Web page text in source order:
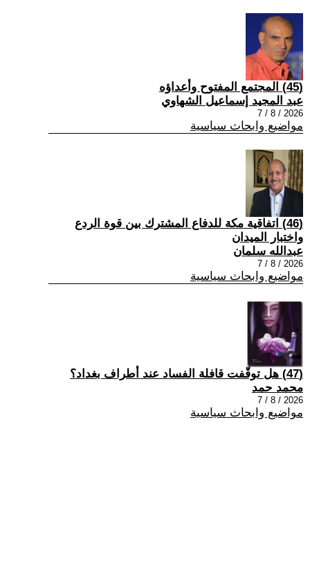
(45) المجتمع المفتوح وأعداؤه
عبد المجيد إسماعيل الشهاوي
2026 / 8 / 7
مواضيع وابحاث سياسية
(46) اتفاقية مكة للدفاع المشترك بين قوة الردع
واختبار الميدان
عبدالله سلمان
2026 / 8 / 7
مواضيع وابحاث سياسية
(47) هل توقّفت قافلة الفساد عند أطراف بغداد؟
محمد حمد
2026 / 8 / 7
مواضيع وابحاث سياسية